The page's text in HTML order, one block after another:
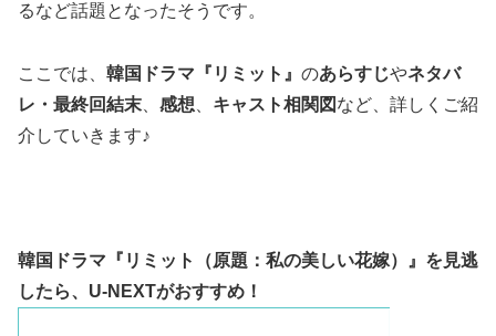
るなど話題となったそうです。
ここでは、 韓国ドラマ『リミット』 のあらすじやネタバ
レ・最終回結末
感想 キャスト相関図 など、詳しくご紹
介していきます♪
韓国ドラマ『リミット（原題：私の美しい花嫁）』を見逃
したら、 U-NEXTがおすすめ！